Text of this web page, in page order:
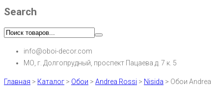
Search
info@oboi-decor.com
МО, г. Долгопрудный, проспект Пацаева д. 7 к. 5
Главная > Каталог > Обои > Andrea Rossi > Nisida > Обои Andrea